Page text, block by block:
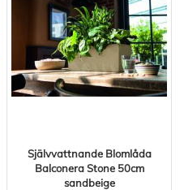
Självvattnande Blomlåda
Balconera Stone 50cm
sandbeige